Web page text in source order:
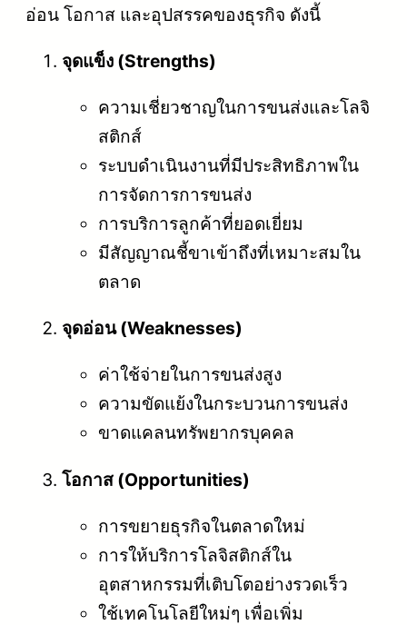
อ่อน โอกาส และอุปสรรคของธุรกิจ ดังนี้
จุดแข็ง (Strengths)
ความเชี่ยวชาญในการขนส่งและโลจิ
สติกส์
ระบบดำเนินงานที่มีประสิทธิภาพใน
การจัดการการขนส่ง
การบริการลูกค้าที่ยอดเยี่ยม
มีสัญญาณชี้ขาเข้าถึงที่เหมาะสมใน
ตลาด
จุดอ่อน (Weaknesses)
ค่าใช้จ่ายในการขนส่งสูง
ความขัดแย้งในกระบวนการขนส่ง
ขาดแคลนทรัพยากรบุคคล
โอกาส (Opportunities)
การขยายธุรกิจในตลาดใหม่
การให้บริการโลจิสติกส์ใน
อุตสาหกรรมที่เติบโตอย่างรวดเร็ว
ใช้เทคโนโลยีใหม่ๆ เพื่อเพิ่ม